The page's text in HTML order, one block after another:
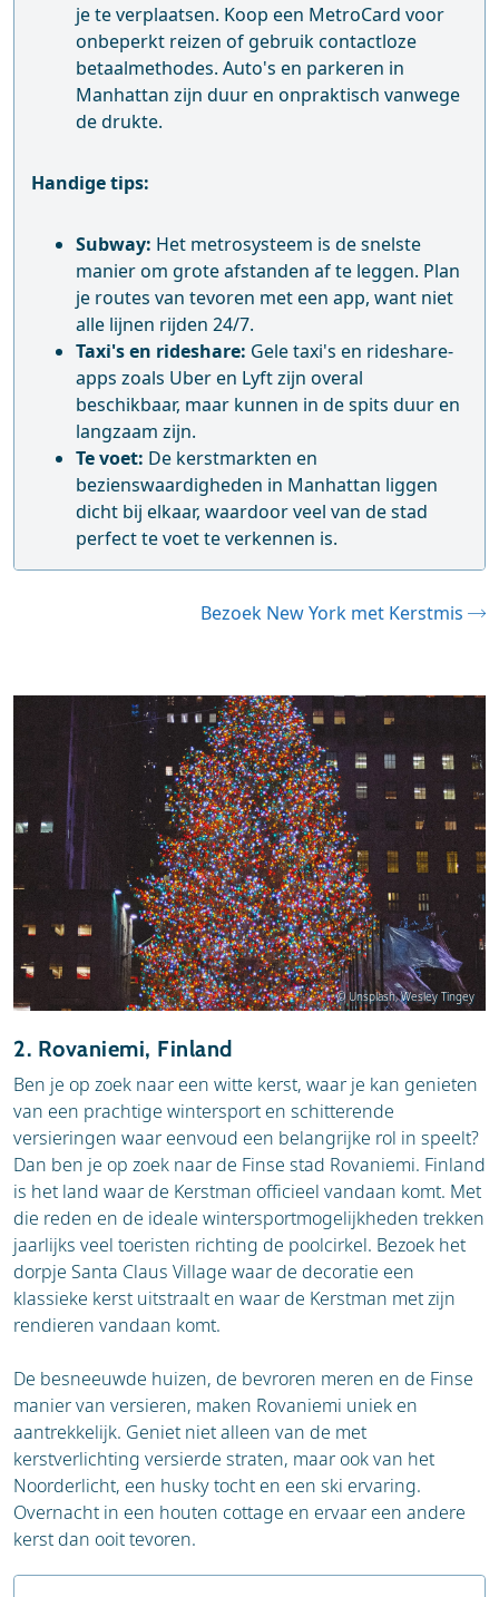
je te verplaatsen. Koop een MetroCard voor
onbeperkt reizen of gebruik contactloze
betaalmethodes. Auto's en parkeren in
Manhattan zijn duur en onpraktisch vanwege
de drukte.
Handige tips:
Subway: Het metrosysteem is de snelste
manier om grote afstanden af te leggen. Plan
je routes van tevoren met een app, want niet
alle lijnen rijden 24/7.
Taxi's en rideshare: Gele taxi's en rideshare-
apps zoals Uber en Lyft zijn overal
beschikbaar, maar kunnen in de spits duur en
langzaam zijn.
Te voet: De kerstmarkten en
bezienswaardigheden in Manhattan liggen
dicht bij elkaar, waardoor veel van de stad
perfect te voet te verkennen is.
Bezoek New York met Kerstmis
© Unsplash, Wesley Tingey
2. Rovaniemi, Finland
Ben je op zoek naar een witte kerst, waar je kan genieten
van een prachtige wintersport en schitterende
versieringen waar eenvoud een belangrijke rol in speelt?
Dan ben je op zoek naar de Finse stad Rovaniemi. Finland
is het land waar de Kerstman officieel vandaan komt. Met
die reden en de ideale wintersportmogelijkheden trekken
jaarlijks veel toeristen richting de poolcirkel. Bezoek het
dorpje Santa Claus Village waar de decoratie een
klassieke kerst uitstraalt en waar de Kerstman met zijn
rendieren vandaan komt.
De besneeuwde huizen, de bevroren meren en de Finse
manier van versieren, maken Rovaniemi uniek en
aantrekkelijk. Geniet niet alleen van de met
kerstverlichting versierde straten, maar ook van het
Noorderlicht, een husky tocht en een ski ervaring.
Overnacht in een houten cottage en ervaar een andere
kerst dan ooit tevoren.